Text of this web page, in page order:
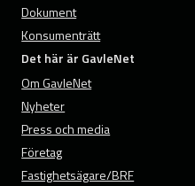
Dokument
Konsumenträtt
Det här är GavleNet
Om GavleNet
Nyheter
Press och media
Företag
Fastighetsägare/BRF